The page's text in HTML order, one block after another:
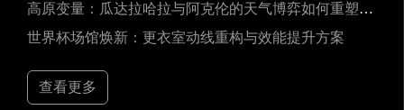
高原变量：瓜达拉哈拉与阿克伦的天气博弈如何重塑2026世界杯战术逻辑
世界杯场馆焕新：更衣室动线重构与效能提升方案
查看更多